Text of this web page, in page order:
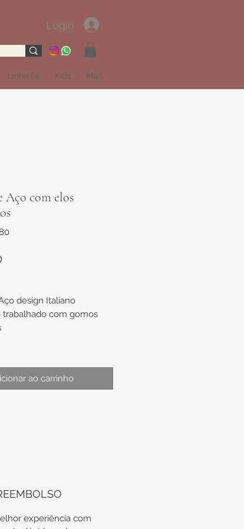
Login
Linha Fé Kids Mais
Aço com elos
design Italiano
com gomos
Altura
de aproximadamente
ao carrinho
experiência com